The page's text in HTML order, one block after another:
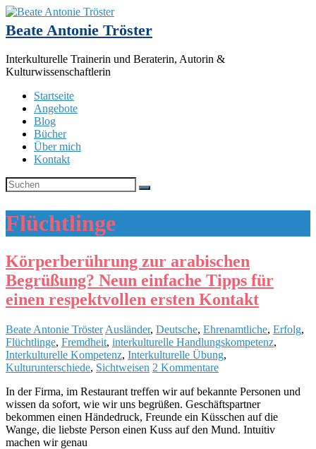
Beate Antonie Tröster
Interkulturelle Trainerin und Beraterin, Autorin &
Kulturwissenschaftlerin
Startseite
Angebote
Blog
Bücher
Über mich
Kontakt
Flüchtlinge
Körperberührung zur arabischen
Begrüßung? Neun einfache Tipps für
einen respektvollen ersten Kontakt
Beate Antonie Tröster Ausländer, Deutsche, Ehrenamtliche, Erfolg,
Flüchtlinge, Fremdheit, interkulturelle Handlungskompetenz,
Interkulturelle Kompetenz, Interkulturelle Übung,
Kulturunterschiede, Sichtweisen 2 Kommentare
In der Firma, im Restaurant treffen wir auf bekannte Personen und
wissen da sofort, wie wir uns begrüßen. Geschäftspartner
bekommen einen Händedruck, Freunde ein Küsschen auf die
Wange, die liebste Person einen Kuss auf den Mund. Intuitiv
machen wir genau